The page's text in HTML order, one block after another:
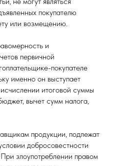
покупателю
или возмещению.
и
первичной
покупателе
именно он выступает
итоговой суммы
вычет сумм налога,
продукции, подлежат
добросовестности
злоупотреблении правом